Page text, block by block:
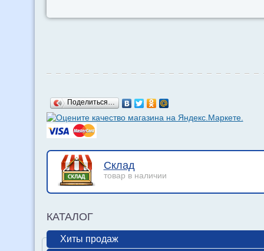
Поделиться…
Склад
товар в наличии
КАТАЛОГ
Хиты продаж